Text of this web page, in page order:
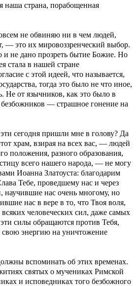
наша страна, порабощенная
не обвиняю ни в чем людей,
— это их мировоззренческий выбор.
и не дано прозреть бытие Божие. Но
стала в нашей стране
с этой идеей, что называется,
тогда это было не что иное,
Не от язычников, как это было в
— страшное гонение на
сегодня пришли мне в голову? Да
храм, взирая на всех вас, — людей
положения, разного образования,
всего нашего народа, — не могу
Иоанна Златоуста: благодарим
Тебе, проведшему нас и через
научившие нас очень многому, но
нас в вере в то, что Твоя воля,
человеческих сил, даже самых
силы обращаются против Тебя,
энергию на уничтожение
вспоминать об этих временах.
святых о мучениках Римской
и исповедниках того безбожного